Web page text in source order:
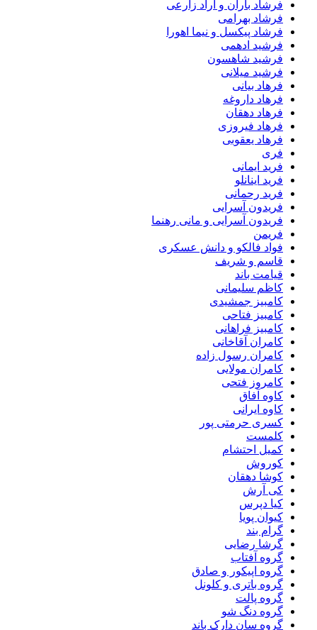
فرشاد باران و آراد زارعی
فرشاد بهرامی
فرشاد پیکسل و نیما اهورا
فرشید ادهمی
فرشید شاهسون
فرشید میلانی
فرهاد بیانی
فرهاد داروغه
فرهاد دهقان
فرهاد فیروزی
فرهاد یعقوبی
فری
فرید ایمانی
فرید اینانلو
فرید رحمانی
فریدون آسرایی
فریدون آسرایی و مانی رهنما
فریمن
فواد فالکو و دانش عسکری
قاسم و شریف
قیامت باند
کاظم سلیمانی
کامبیز جمشیدی
کامبیز فتاحی
کامبیز فراهانی
کامران آقاخانی
کامران رسول زاده
کامران مولایی
کامروز فتحی
کاوه آفاق
کاوه ایرانی
کسری حرمتی پور
کلمست
کمیل احتشام
کوروش
کوشا دهقان
کی آرش
کیا دپرس
کیوان پویا
گرام بند
گرشا رضایی
گروه آفتاب
گروه اپیکور و صادق
گروه باتری و کلونل
گروه پالت
گروه دنگ شو
گروه سان دارک باند